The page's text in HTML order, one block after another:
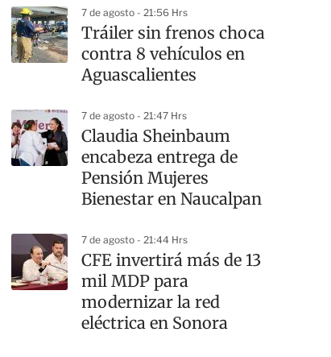
7 de agosto - 21:56 Hrs
Tráiler sin frenos choca
contra 8 vehículos en
Aguascalientes
7 de agosto - 21:47 Hrs
Claudia Sheinbaum
encabeza entrega de
Pensión Mujeres
Bienestar en Naucalpan
7 de agosto - 21:44 Hrs
CFE invertirá más de 13
mil MDP para
modernizar la red
eléctrica en Sonora